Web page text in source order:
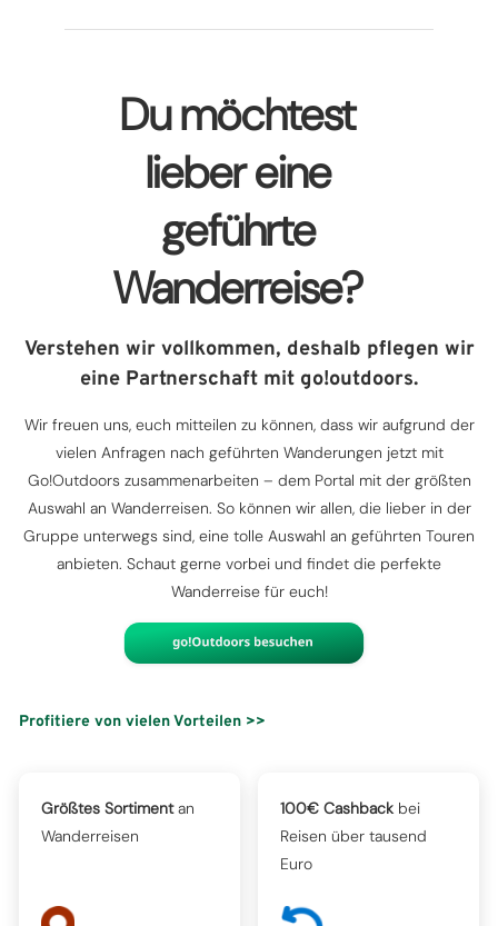
Du möchtest
lieber eine
geführte
Wanderreise?
Verstehen wir vollkommen, deshalb pflegen wir
eine Partnerschaft mit go!outdoors.
Wir freuen uns, euch mitteilen zu können, dass wir aufgrund der
vielen Anfragen nach geführten Wanderungen jetzt mit
Go!Outdoors zusammenarbeiten – dem Portal mit der größten
Auswahl an Wanderreisen. So können wir allen, die lieber in der
Gruppe unterwegs sind, eine tolle Auswahl an geführten Touren
anbieten. Schaut gerne vorbei und findet die perfekte
Wanderreise für euch!
Profitiere von vielen Vorteilen >>
Größtes Sortimentan
Wanderreisen
100€ Cashback bei
Reisen über tausend
Euro